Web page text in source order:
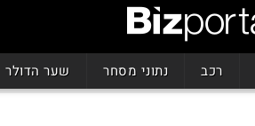
רכב נתוני מסחר שער הדולר